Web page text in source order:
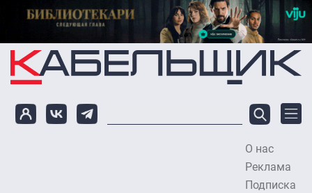
Перейти к основному содержанию
О нас
Реклама
Подписка